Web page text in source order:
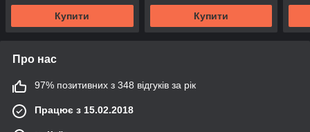
Купити Купити
Про нас
97% позитивних з 348 відгуків за рік
Працює з 15.02.2018